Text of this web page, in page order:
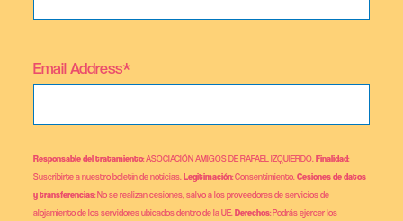
Email Address*
Responsable del tratamiento: ASOCIACIÓN AMIGOS DE RAFAEL IZQUIERDO. Finalidad:
Suscribirte a nuestro boletín de noticias. Legitimación: Consentimiento.Cesiones de datos
y transferencias: No se realizan cesiones, salvo a los proveedores de servicios de
alojamiento de los servidores ubicados dentro de la UE. Derechos: Podrás ejercer los